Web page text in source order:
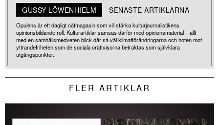
GUSSY LÖWENHIELM SENASTE ARTIKLARNA
Opulens är ett dagligt nätmagasin som vill stärka kulturjournalistikens
opinionsbildande roll. Kulturartiklar samsas därför med opinionsmaterial – allt
med en samhällsmedveten blick där så väl klimatförändringarna och hoten mot
yttrandefriheten som de sociala orättvisorna betraktas som självklara
utgångspunkter.
FLER ARTIKLAR